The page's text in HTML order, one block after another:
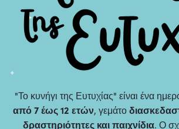
"Το κυνήγι της Ευτυχίας" είναι ένα
από 7 έως 12 ετών, γεμάτο
δραστηριότητες και παιχνίδια. Ο